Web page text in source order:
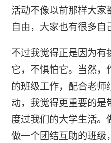
活动不像以前那样大家
自由，大家也有很多自
不过我觉得正是因为有
它，不惧怕它。当然，
的班级工作，配合老师
动，我觉得更重要的是
度过我们的大学生活。
做一个团结互助的班级